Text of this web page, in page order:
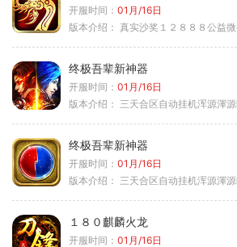
开服时间： 01月/16日
版本介绍： 真实沙奖１２８８８公益
终极吾辈新神器
开服时间： 01月/16日
版本介绍： 三天合区自动挂机浑源渾
终极吾辈新神器
开服时间： 01月/16日
版本介绍： 三天合区自动挂机浑源渾
１８０麒麟火龙
开服时间： 01月/16日